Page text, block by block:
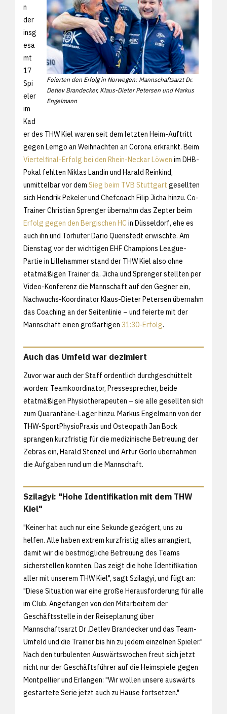
Feierten den Erfolg in Norwegen: Mannschaftsarzt Dr.
Detlev Brandecker, Klaus-Dieter Petersen und Markus
Engelmann
n
der
insg
esa
mt
17
Spi
eler
im
Kad
er des THW Kiel waren seit dem letzten Heim-Auftritt
gegen Lemgo an Weihnachten an Corona erkrankt. Beim
Viertelfinal-Erfolg bei den Rhein-Neckar Löwen im DHB-
Pokal fehlten Niklas Landin und Harald Reinkind,
unmittelbar vor dem Sieg beim TVB Stuttgart gesellten
sich Hendrik Pekeler und Chefcoach Filip Jicha hinzu. Co-
Trainer Christian Sprenger übernahm das Zepter beim
Erfolg gegen den Bergischen HC in Düsseldorf, ehe es
auch ihn und Torhüter Dario Quenstedt erwischte. Am
Dienstag vor der wichtigen EHF Champions League-
Partie in Lillehammer stand der THW Kiel also ohne
etatmäßigen Trainer da. Jicha und Sprenger stellten per
Video-Konferenz die Mannschaft auf den Gegner ein,
Nachwuchs-Koordinator Klaus-Dieter Petersen übernahm
das Coaching an der Seitenlinie – und feierte mit der
Mannschaft einen großartigen 31:30-Erfolg.
Auch das Umfeld war dezimiert
Zuvor war auch der Staff ordentlich durchgeschüttelt
worden: Teamkoordinator, Pressesprecher, beide
etatmäßigen Physiotherapeuten – sie alle gesellten sich
zum Quarantäne-Lager hinzu. Markus Engelmann von der
THW-SportPhysioPraxis und Osteopath Jan Bock
sprangen kurzfristig für die medizinische Betreuung der
Zebras ein, Harald Stenzel und Artur Gorlo übernahmen
die Aufgaben rund um die Mannschaft.
Szilagyi: "Hohe Identifikation mit dem THW
Kiel"
"Keiner hat auch nur eine Sekunde gezögert, uns zu
helfen. Alle haben extrem kurzfristig alles arrangiert,
damit wir die bestmögliche Betreuung des Teams
sicherstellen konnten. Das zeigt die hohe Identifikation
aller mit unserem THW Kiel", sagt Szilagyi, und fügt an:
"Diese Situation war eine große Herausforderung für alle
im Club. Angefangen von den Mitarbeitern der
Geschäftsstelle in der Reiseplanung über
Mannschaftsarzt Dr .Detlev Brandecker und das Team-
Umfeld und die Trainer bis hin zu jedem einzelnen Spieler."
Nach den turbulenten Auswärtswochen freut sich jetzt
nicht nur der Geschäftsführer auf die Heimspiele gegen
Montpellier und Erlangen: "Wir wollen unsere auswärts
gestartete Serie jetzt auch zu Hause fortsetzen."